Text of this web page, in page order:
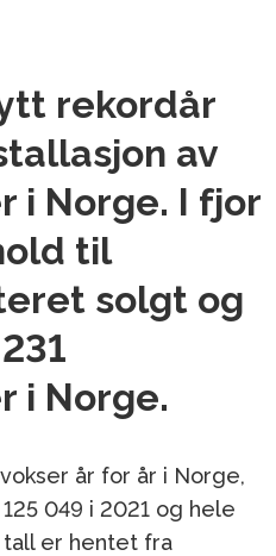
rekordår
av
i Norge. I fjor
til
solgt og
i Norge.
år for år i Norge,
049 i 2021 og hele
tall er hentet fra